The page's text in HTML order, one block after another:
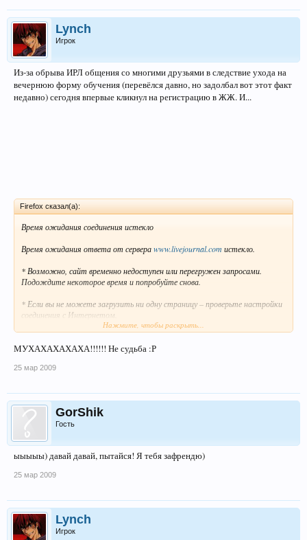
Lynch
Игрок
Из-за обрыва ИРЛ общения со многими друзьями в следствие ухода на
вечернюю форму обучения (перевёлся давно, но задолбал вот этот факт
недавно) сегодня впервые кликнул на регистрацию в ЖЖ. И...
Firefox сказал(а):
Время ожидания соединения истекло
Время ожидания ответа от сервераwww.livejournal.comистекло.
* Возможно, сайт временно недоступен или перегружен запросами.
Подождите некоторое время и попробуйте снова.
* Если вы не можете загрузить ни одну страницу – проверьте настройки
соединения с Интернетом.
прокси-сервером – убедитесь, что Firefox разрешён выход в Интернет.
Нажмите, чтобы раскрыть...
МУХАХАХАХАХА!!!!!! Не судьба :Р
25 мар 2009
GorShik
Гость
ыыыыы) давай давай, пытайся! Я тебя зафрендю)
25 мар 2009
Lynch
Игрок